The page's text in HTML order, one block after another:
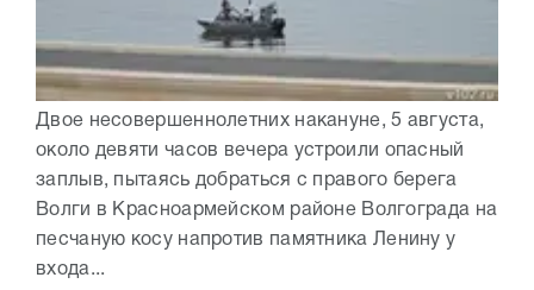
Двое несовершеннолетних накануне, 5 августа,
около девяти часов вечера устроили опасный
заплыв, пытаясь добраться с правого берега
Волги в Красноармейском районе Волгограда на
песчаную косу напротив памятника Ленину у
входа...